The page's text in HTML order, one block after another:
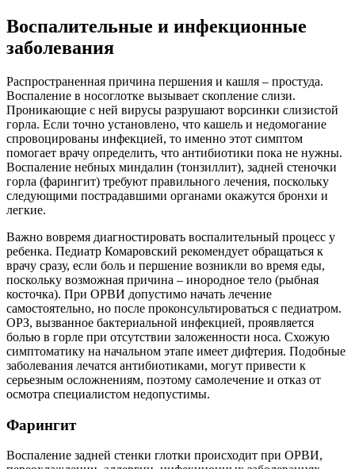
Воспалительные и инфекционные
заболевания
Распространенная причина першения и кашля – простуда.
Воспаление в носоглотке вызывает скопление слизи.
Проникающие с ней вирусы разрушают ворсинки слизистой
горла. Если точно установлено, что кашель и недомогание
спровоцированы инфекцией, то именно этот симптом
помогает врачу определить, что антибиотики пока не нужны.
Воспаление небных миндалин (тонзиллит), задней стеночки
горла (фарингит) требуют правильного лечения, поскольку
следующими пострадавшими органами окажутся бронхи и
легкие.
Важно вовремя диагностировать воспалительный процесс у
ребенка. Педиатр Комаровский рекомендует обращаться к
врачу сразу, если боль и першение возникли во время еды,
поскольку возможная причина – инородное тело (рыбная
косточка). При ОРВИ допустимо начать лечение
самостоятельно, но после проконсультироваться с педиатром.
ОРЗ, вызванное бактериальной инфекцией, проявляется
болью в горле при отсутствии заложенности носа. Схожую
симптоматику на начальном этапе имеет дифтерия. Подобные
заболевания лечатся антибиотиками, могут привести к
серьезным осложнениям, поэтому самолечение и отказ от
осмотра специалистом недопустимы.
Фарингит
Воспаление задней стенки глотки происходит при ОРВИ,